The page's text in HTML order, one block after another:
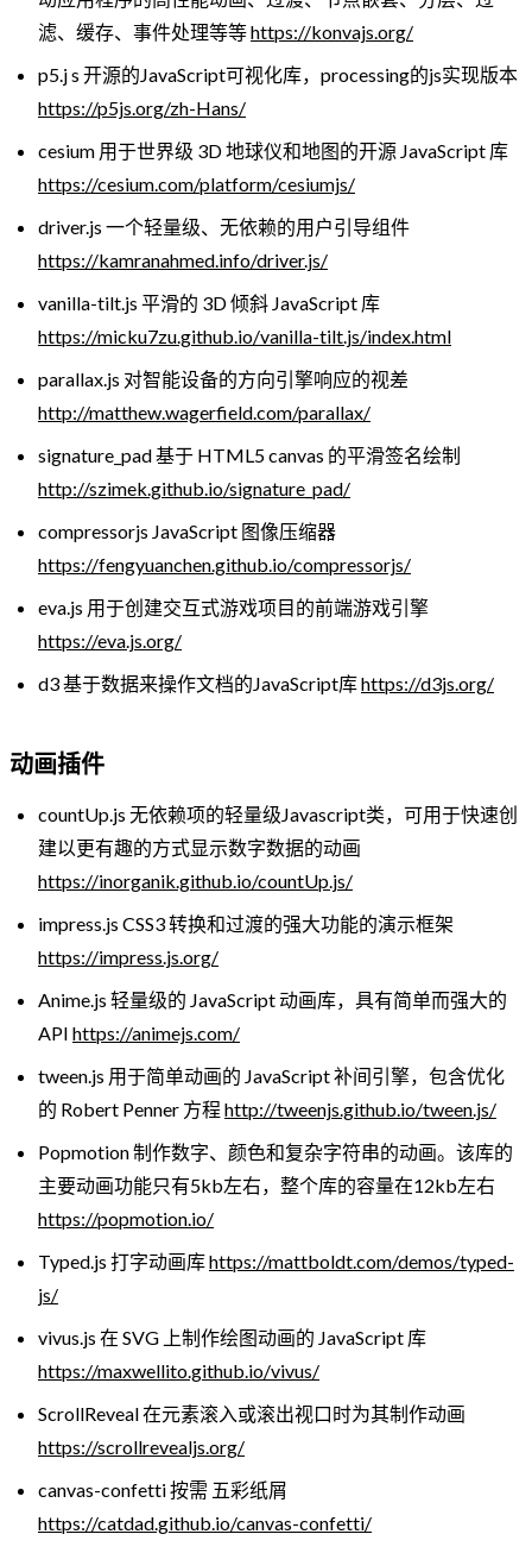
滤、缓存、事件处理等等https://konvajs.org/
p5.j s 开源的JavaScript可视化库，processing的js实现版本
https://p5js.org/zh-Hans/
cesium 用于世界级 3D 地球仪和地图的开源 JavaScript 库
https://cesium.com/platform/cesiumjs/
driver.js 一个轻量级、无依赖的用户引导组件
https://kamranahmed.info/driver.js/
vanilla-tilt.js 平滑的 3D 倾斜 JavaScript 库
https://micku7zu.github.io/vanilla-tilt.js/index.html
parallax.js 对智能设备的方向引擎响应的视差
http://matthew.wagerfield.com/parallax/
signature_pad 基于 HTML5 canvas 的平滑签名绘制
http://szimek.github.io/signature_pad/
compressorjs JavaScript 图像压缩器
https://fengyuanchen.github.io/compressorjs/
eva.js 用于创建交互式游戏项目的前端游戏引擎
https://eva.js.org/
d3 基于数据来操作文档的JavaScript库https://d3js.org/
动画插件
countUp.js 无依赖项的轻量级Javascript类，可用于快速创
建以更有趣的方式显示数字数据的动画
https://inorganik.github.io/countUp.js/
impress.js CSS3 转换和过渡的强大功能的演示框架
https://impress.js.org/
Anime.js 轻量级的 JavaScript 动画库，具有简单而强大的
API https://animejs.com/
tween.js 用于简单动画的 JavaScript 补间引擎，包含优化
的 Robert Penner 方程 http://tweenjs.github.io/tween.js/
Popmotion 制作数字、颜色和复杂字符串的动画。该库的
主要动画功能只有5kb左右，整个库的容量在12kb左右
https://popmotion.io/
Typed.js 打字动画库https://mattboldt.com/demos/typed-
js/
vivus.js 在 SVG 上制作绘图动画的 JavaScript 库
https://maxwellito.github.io/vivus/
ScrollReveal 在元素滚入或滚出视口时为其制作动画
https://scrollrevealjs.org/
canvas-confetti 按需 五彩纸屑
https://catdad.github.io/canvas-confetti/